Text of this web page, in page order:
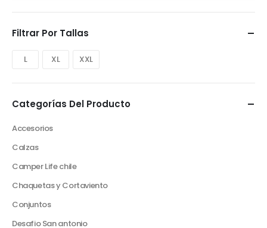
Filtrar Por Tallas
L XL XXL
Categorías Del Producto
Accesorios
Calzas
Camper Life chile
Chaquetas y Cortaviento
Conjuntos
Desafio San antonio